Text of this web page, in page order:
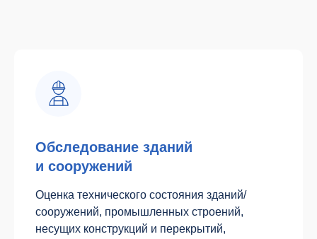
Обследование зданий
и сооружений
Оценка технического состояния зданий/
сооружений, промышленных строений,
несущих конструкций и перекрытий,